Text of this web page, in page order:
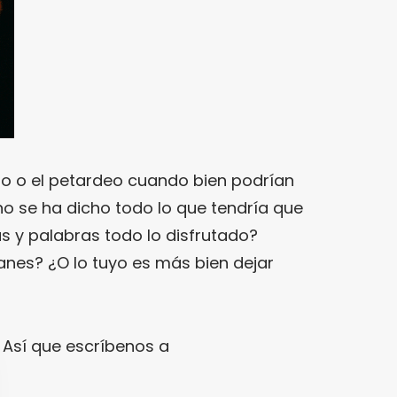
o el petardeo cuando bien podrían
se ha dicho todo lo que tendría que
y palabras todo lo disfrutado?
¿O lo tuyo es más bien dejar
que escríbenos a